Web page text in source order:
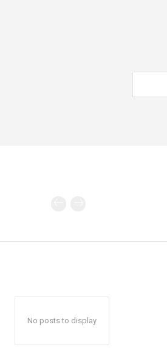
No posts to display